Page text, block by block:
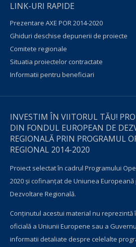
LINK-URI RAPIDE
Prezentare AXE POR 2014-2020
Ghiduri deschise depunerii de proiecte
Comitete regionale
Situatia proiectelor contractate
Informatii pentru beneficiari
INVESTIM ÎN VIITORUL TĂU!
DIN FONDUL EUROPEAN DE
REGIONALĂ PRIN PROGRAMUL
REGIONAL 2014-2020
Proiect selectat în cadrul Programului
2020 și cofinanțat de Uniunea
Dezvoltare Regională.
Conţinutul acestui material nu reprezintă
oficială a Uniunii Europene sau a
informatii detaliate despre celelalte